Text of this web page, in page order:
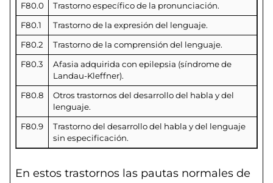
F80.0
Trastorno específico de la pronunciación.
F80.1
Trastorno de la expresión del lenguaje.
F80.2
Trastorno de la comprensión del lenguaje.
F80.3
Afasia adquirida con epilepsia (síndrome de
Landau-Kleffner).
F80.8
Otros trastornos del desarrollo del habla y del
lenguaje.
F80.9
Trastorno del desarrollo del habla y del lenguaje
sin especificación.
En estos trastornos las pautas normales de